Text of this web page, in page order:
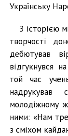
Українську
З історією
творчості
дебютував
відгукнувся
той час
молодіжному
ними: «Нам
з сміхом